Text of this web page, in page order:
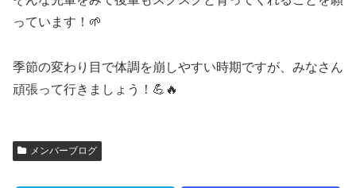
っています！🌱
季節の変わり目で体調を崩しやすい時期ですが、みなさん
頑張って行きましょう！💪🔥
メンバーブログ